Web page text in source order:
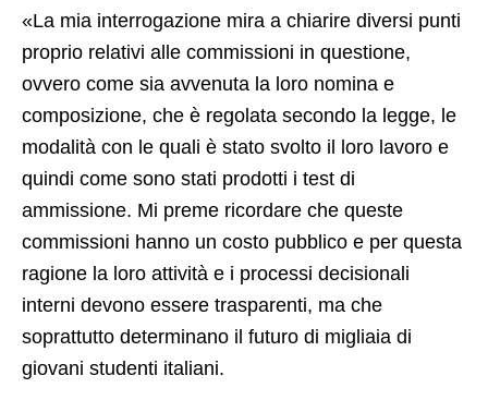
«La mia interrogazione mira a chiarire diversi punti
proprio relativi alle commissioni in questione,
ovvero come sia avvenuta la loro nomina e
composizione, che è regolata secondo la legge, le
modalità con le quali è stato svolto il loro lavoro e
quindi come sono stati prodotti i test di
ammissione. Mi preme ricordare che queste
commissioni hanno un costo pubblico e per questa
ragione la loro attività e i processi decisionali
interni devono essere trasparenti, ma che
soprattutto determinano il futuro di migliaia di
giovani studenti italiani.